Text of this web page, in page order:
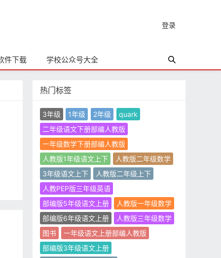
登录
件下载 学校公众号大全
热门标签
3年级 1年级 2年级
quark
二年级语文下册部编人教版
一年级数学下册部编人教版
人教版1年级语文上下
人教版二年级数学
3年级语文上下
人教版二年级上下
人教PEP版三年级英语
部编版5年级语文上册
人教版一年级数学
部编版6年级语文上册
人教版三年级数学
图书
一年级语文上册部编人教版
部编版3年级语文上册